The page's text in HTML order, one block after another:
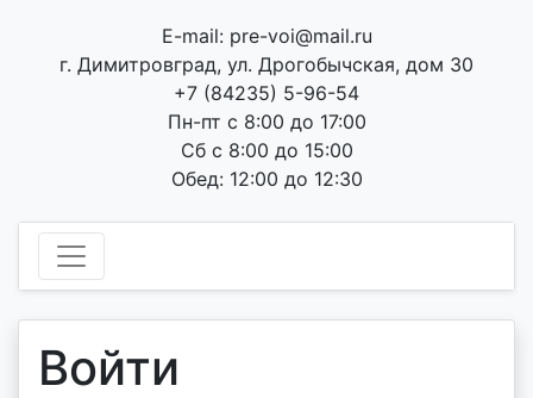
E-mail: pre-voi@mail.ru
г. Димитровград, ул. Дрогобычская, дом 30
+7 (84235) 5-96-54
Пн-пт с 8:00 до 17:00
Сб с 8:00 до 15:00
Обед: 12:00 до 12:30
Войти